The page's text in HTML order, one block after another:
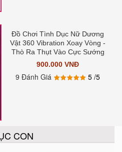
Đồ Chơi Tình Dục Nữ Dương
Vật 360 Vibration Xoay Vòng -
Thò Ra Thụt Vào Cực Sướng
900.000 VNĐ
9 Đánh Giá 5/5
CON